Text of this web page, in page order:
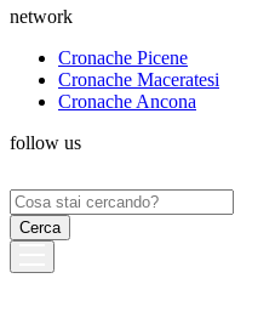
network
Cronache Picene
Cronache Maceratesi
Cronache Ancona
follow us
Ricerca
per: